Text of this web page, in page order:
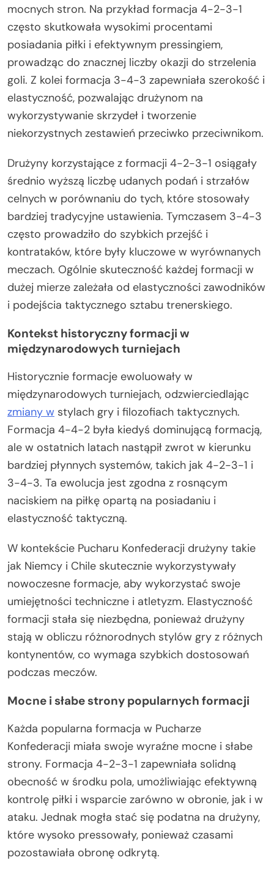
mocnych stron. Na przykład formacja 4-2-3-1
często skutkowała wysokimi procentami
posiadania piłki i efektywnym pressingiem,
prowadząc do znacznej liczby okazji do strzelenia
goli. Z kolei formacja 3-4-3 zapewniała szerokość i
elastyczność, pozwalając drużynom na
wykorzystywanie skrzydeł i tworzenie
niekorzystnych zestawień przeciwko przeciwnikom.
Drużyny korzystające z formacji 4-2-3-1 osiągały
średnio wyższą liczbę udanych podań i strzałów
celnych w porównaniu do tych, które stosowały
bardziej tradycyjne ustawienia. Tymczasem 3-4-3
często prowadziło do szybkich przejść i
kontrataków, które były kluczowe w wyrównanych
meczach. Ogólnie skuteczność każdej formacji w
dużej mierze zależała od elastyczności zawodników
i podejścia taktycznego sztabu trenerskiego.
Kontekst historyczny formacji w
międzynarodowych turniejach
Historycznie formacje ewoluowały w
międzynarodowych turniejach, odzwierciedlając
zmiany w stylach gry i filozofiach taktycznych.
Formacja 4-4-2 była kiedyś dominującą formacją,
ale w ostatnich latach nastąpił zwrot w kierunku
bardziej płynnych systemów, takich jak 4-2-3-1 i
3-4-3. Ta ewolucja jest zgodna z rosnącym
naciskiem na piłkę opartą na posiadaniu i
elastyczność taktyczną.
W kontekście Pucharu Konfederacji drużyny takie
jak Niemcy i Chile skutecznie wykorzystywały
nowoczesne formacje, aby wykorzystać swoje
umiejętności techniczne i atletyzm. Elastyczność
formacji stała się niezbędna, ponieważ drużyny
stają w obliczu różnorodnych stylów gry z różnych
kontynentów, co wymaga szybkich dostosowań
podczas meczów.
Mocne i słabe strony popularnych formacji
Każda popularna formacja w Pucharze
Konfederacji miała swoje wyraźne mocne i słabe
strony. Formacja 4-2-3-1 zapewniała solidną
obecność w środku pola, umożliwiając efektywną
kontrolę piłki i wsparcie zarówno w obronie, jak i w
ataku. Jednak mogła stać się podatna na drużyny,
które wysoko pressowały, ponieważ czasami
pozostawiała obronę odkrytą.